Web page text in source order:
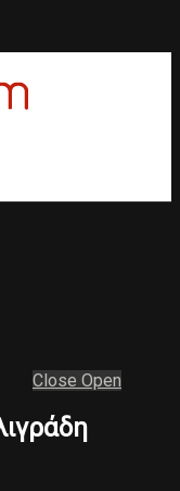
Close Open